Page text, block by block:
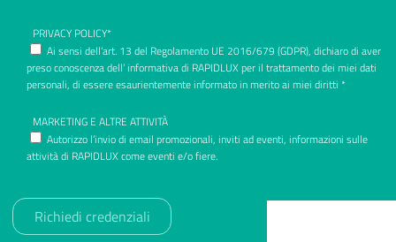
PRIVACY POLICY*
Ai sensi dell’art. 13 del Regolamento UE 2016/679 (GDPR), dichiaro di aver
preso conoscenza dell’ informativa di RAPIDLUX per il trattamento dei miei dati
personali, di essere esaurientemente informato in merito ai miei diritti *
MARKETING E ALTRE ATTIVITÀ
Autorizzo l’invio di email promozionali, inviti ad eventi, informazioni sulle
attività di RAPIDLUX come eventi e/o fiere.